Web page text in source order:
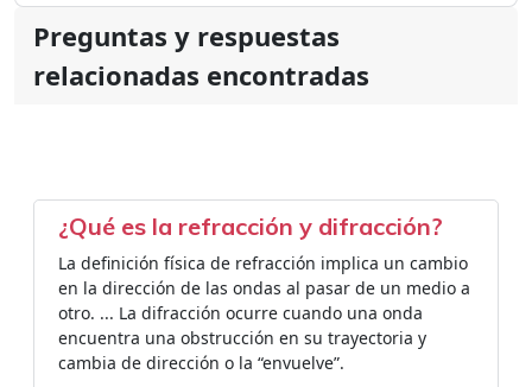
Preguntas y respuestas
relacionadas encontradas
¿Qué es la refracción y difracción?
La definición física de refracción implica un cambio
en la dirección de las ondas al pasar de un medio a
otro. ... La difracción ocurre cuando una onda
encuentra una obstrucción en su trayectoria y
cambia de dirección o la “envuelve”.